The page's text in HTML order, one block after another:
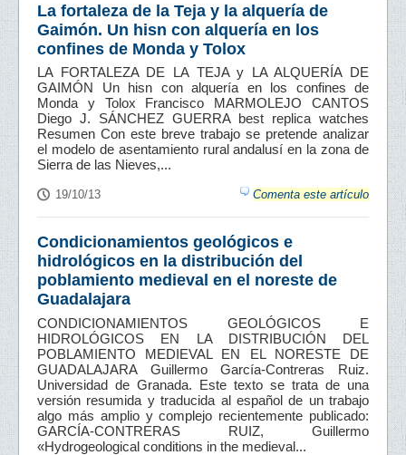
La fortaleza de la Teja y la alquería de
Gaimón. Un hisn con alquería en los
confines de Monda y Tolox
LA FORTALEZA DE LA TEJA y LA ALQUERÍA DE
GAIMÓN Un hisn con alquería en los confines de
Monda y Tolox Francisco MARMOLEJO CANTOS
Diego J. SÁNCHEZ GUERRA best replica watches
Resumen Con este breve trabajo se pretende analizar
el modelo de asentamiento rural andalusí en la zona de
Sierra de las Nieves,...
19/10/13 Comenta este artículo
Condicionamientos geológicos e
hidrológicos en la distribución del
poblamiento medieval en el noreste de
Guadalajara
CONDICIONAMIENTOS GEOLÓGICOS E
HIDROLÓGICOS EN LA DISTRIBUCIÓN DEL
POBLAMIENTO MEDIEVAL EN EL NORESTE DE
GUADALAJARA Guillermo García-Contreras Ruiz.
Universidad de Granada. Este texto se trata de una
versión resumida y traducida al español de un trabajo
algo más amplio y complejo recientemente publicado:
GARCÍA-CONTRERAS RUIZ, Guillermo
«Hydrogeological conditions in the medieval...